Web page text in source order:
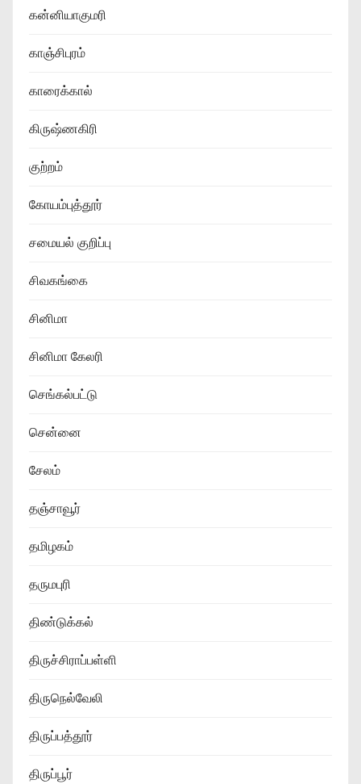
கன்னியாகுமரி
காஞ்சிபுரம்
காரைக்கால்
கிருஷ்ணகிரி
குற்றம்
கோயம்புத்தூர்
சமையல் குறிப்பு
சிவகங்கை
சினிமா
சினிமா கேலரி
செங்கல்பட்டு
சென்னை
சேலம்
தஞ்சாவூர்
தமிழகம்
தருமபுரி
திண்டுக்கல்
திருச்சிராப்பள்ளி
திருநெல்வேலி
திருப்பத்தூர்
திருப்பூர்